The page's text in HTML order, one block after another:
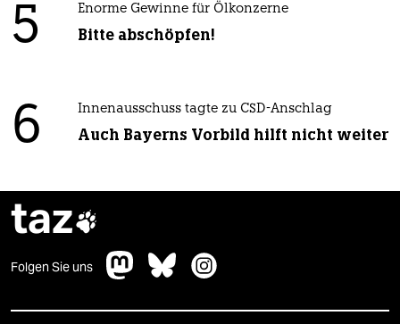
5 Enorme Gewinne für Ölkonzerne
Bitte abschöpfen!
6 Innenausschuss tagte zu CSD-Anschlag
Auch Bayerns Vorbild hilft nicht weiter
taz
Folgen Sie uns